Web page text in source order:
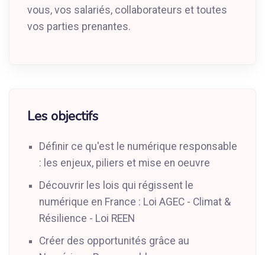
vous, vos salariés, collaborateurs et toutes
vos parties prenantes.
Les objectifs
Définir ce qu'est le numérique responsable
: les enjeux, piliers et mise en oeuvre
Découvrir les lois qui régissent le
numérique en France : Loi AGEC - Climat &
Résilience - Loi REEN
Créer des opportunités grâce au